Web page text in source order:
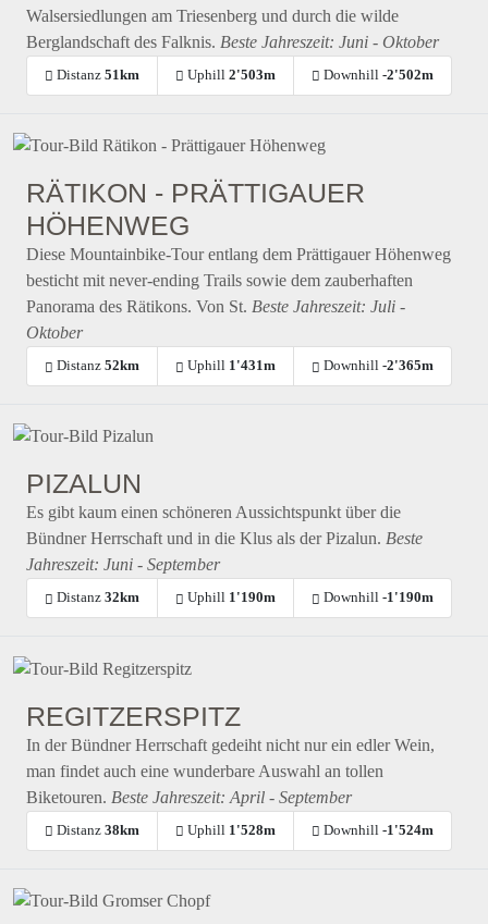
Walsersiedlungen am Triesenberg und durch die wilde
Berglandschaft des Falknis. Beste Jahreszeit: Juni - Oktober
Distanz 51km Uphill 2'503m Downhill -2'502m
RÄTIKON - PRÄTTIGAUER
HÖHENWEG
Diese Mountainbike-Tour entlang dem Prättigauer Höhenweg
besticht mit never-ending Trails sowie dem zauberhaften
Panorama des Rätikons. Von St. Beste Jahreszeit: Juli -
Oktober
Distanz 52km Uphill 1'431m Downhill -2'365m
PIZALUN
Es gibt kaum einen schöneren Aussichtspunkt über die
Bündner Herrschaft und in die Klus als der Pizalun. Beste
Jahreszeit: Juni - September
Distanz 32km Uphill 1'190m Downhill -1'190m
REGITZERSPITZ
In der Bündner Herrschaft gedeiht nicht nur ein edler Wein,
man findet auch eine wunderbare Auswahl an tollen
Biketouren. Beste Jahreszeit: April - September
Distanz 38km Uphill 1'528m Downhill -1'524m